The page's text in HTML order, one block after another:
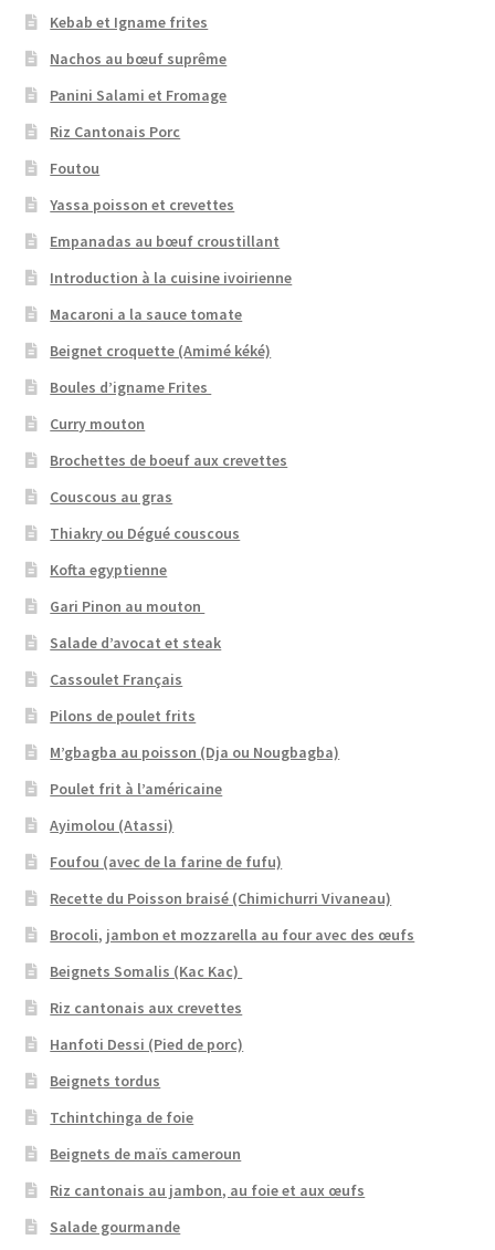
Kebab et Igname frites
Nachos au bœuf suprême
Panini Salami et Fromage
Riz Cantonais Porc
Foutou
Yassa poisson et crevettes
Empanadas au bœuf croustillant
Introduction à la cuisine ivoirienne
Macaroni a la sauce tomate
Beignet croquette (Amimé kéké)
Boules d’igname Frites
Curry mouton
Brochettes de boeuf aux crevettes
Couscous au gras
Thiakry ou Dégué couscous
Kofta egyptienne
Gari Pinon au mouton
Salade d’avocat et steak
Cassoulet Français
Pilons de poulet frits
M’gbagba au poisson (Dja ou Nougbagba)
Poulet frit à l’américaine
Ayimolou (Atassi)
Foufou (avec de la farine de fufu)
Recette du Poisson braisé (Chimichurri Vivaneau)
Brocoli, jambon et mozzarella au four avec des œufs
Beignets Somalis (Kac Kac)
Riz cantonais aux crevettes
Hanfoti Dessi (Pied de porc)
Beignets tordus
Tchintchinga de foie
Beignets de maïs cameroun
Riz cantonais au jambon, au foie et aux œufs
Salade gourmande